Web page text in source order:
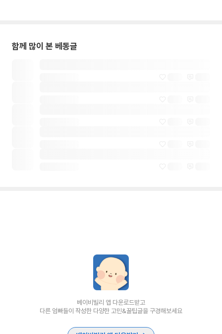
함께 많이 본 베동글
베이비빌리 앱 다운로드받고
다른 엄빠들이 작성한 다양한 고민&꿀팁글을 구경해보세요